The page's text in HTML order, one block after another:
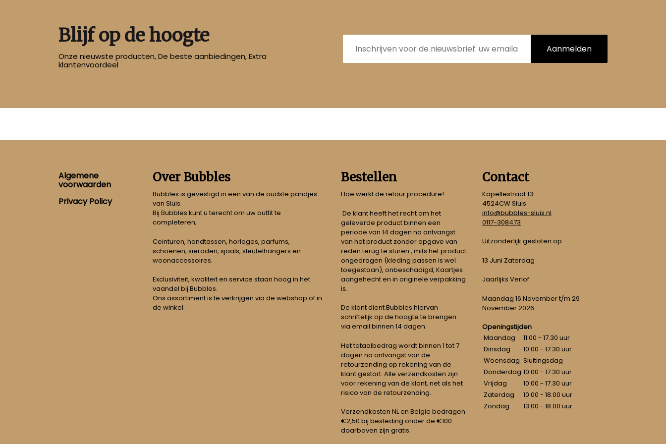
Blijf op de hoogte
Onze nieuwste producten, De beste aanbiedingen, Extra
klantenvoordeel
E-
mailadres Aanmelden
Footer
Algemene
voorwaarden
Privacy Policy
Over Bubbles
Bubbles is gevestigd in een van de oudste pandjes
van Sluis.
Bij Bubbles kunt u terecht om uw outfit te
completeren;
Ceinturen, handtassen, horloges, parfums,
schoenen, sieraden, sjaals, sleutelhangers en
woonaccessoires.
Exclusiviteit, kwaliteit en service staan hoog in het
vaandel bij Bubbles.
Ons assortiment is te verkrijgen via de webshop of in
de winkel.
Bestellen
Hoe werkt de retour procedure!
De klant heeft het recht om het
geleverde product binnen een
periode van 14 dagen na ontvangst
van het product zonder opgave van
reden terug te sturen , mits het product
ongedragen (kleding passen is wel
toegestaan), onbeschadigd, Kaartjes
aangehecht en in originele verpakking
is.
De klant dient Bubbles hiervan
schriftelijk op de hoogte te brengen
via email binnen 14 dagen.
Het totaalbedrag wordt binnen 1 tot 7
dagen na ontvangst van de
retourzending op rekening van de
klant gestort. Alle verzendkosten zijn
voor rekening van de klant, net als het
risico van de retourzending.
Verzendkosten NL en Belgie bedragen
€2,50 bij besteding onder de €100
daarboven zijn gratis.
Contact
Kapellestraat 13
4524CW Sluis
info@bubbles-sluis.nl
0117-308473
Uitzonderlijk gesloten op
13 Juni Zaterdag
Jaarlijks Verlof
Maandag 16 November t/m 29
November 2026
Openingstijden
Maandag
11.00 - 17.30 uur
Dinsdag
10.00 - 17.30 uur
Woensdag Sluitingsdag
Donderdag 10.00 - 17.30 uur
Vrijdag
10.00 - 17.30 uur
Zaterdag
10.00 - 18.00 uur
Zondag
13.00 - 18.00 uur